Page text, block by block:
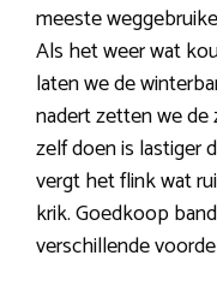
meeste
Als het weer wat
laten we de
nadert zetten we de
zelf doen is lastiger
vergt het flink wat
krik. Goedkoop
verschillende